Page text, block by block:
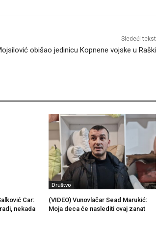
Sledeći tekst
obišao jedinicu Kopnene vojske u Raški
Car:
nekada
Društvo
(VIDEO) Vunovlačar Sead Marukić:
Moja deca će naslediti ovaj zanat